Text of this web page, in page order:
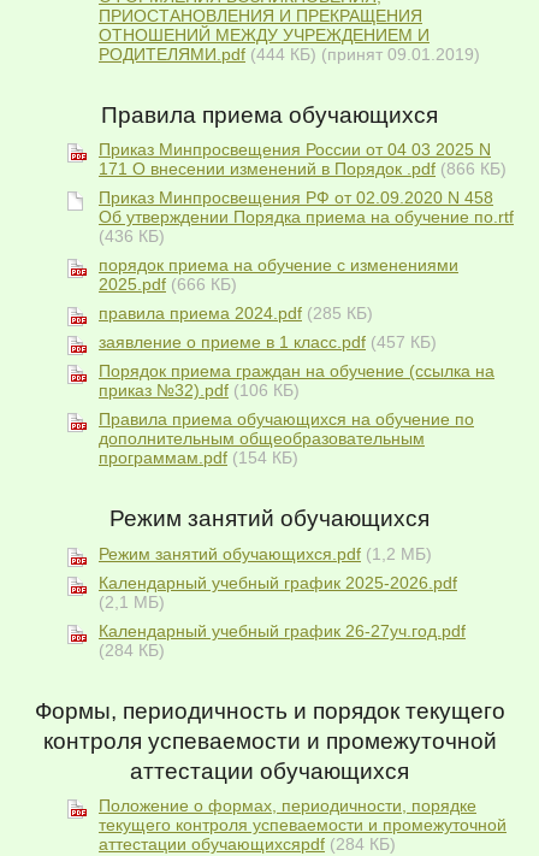
ПРИОСТАНОВЛЕНИЯ И ПРЕКРАЩЕНИЯ
ОТНОШЕНИЙ МЕЖДУ УЧРЕЖДЕНИЕМ И
РОДИТЕЛЯМИ.pdf (444 КБ) (принят 09.01.2019)
Правила приема обучающихся
Приказ Минпросвещения России от 04 03 2025 N
171 О внесении изменений в Порядок .pdf (866 КБ)
Приказ Минпросвещения РФ от 02.09.2020 N 458
Об утверждении Порядка приема на обучение по.rtf
(436 КБ)
порядок приема на обучение с изменениями
2025.pdf (666 КБ)
правила приема 2024.pdf (285 КБ)
заявление о приеме в 1 класс.pdf (457 КБ)
Порядок приема граждан на обучение (ссылка на
приказ №32).pdf (106 КБ)
Правила приема обучающихся на обучение по
дополнительным общеобразовательным
программам.pdf (154 КБ)
Режим занятий обучающихся
Режим занятий обучающихся.pdf (1,2 МБ)
Календарный учебный график 2025-2026.pdf
(2,1 МБ)
Календарный учебный график 26-27уч.год.pdf
(284 КБ)
Формы, периодичность и порядок текущего
контроля успеваемости и промежуточной
аттестации обучающихся
Положение о формах, периодичности, порядке
текущего контроля успеваемости и промежуточной
аттестации обучающихсяpdf (284 КБ)